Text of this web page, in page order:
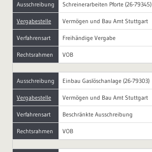
Ausschreibung Schreinerarbeiten Pforte (26-79345)
Vergabestelle Vermögen und Bau Amt Stuttgart
Verfahrensart Freihändige Vergabe
Rechtsrahmen VOB
Ausschreibung Einbau Gaslöschanlage (26-79303)
Vergabestelle Vermögen und Bau Amt Stuttgart
Verfahrensart Beschränkte Ausschreibung
Rechtsrahmen VOB